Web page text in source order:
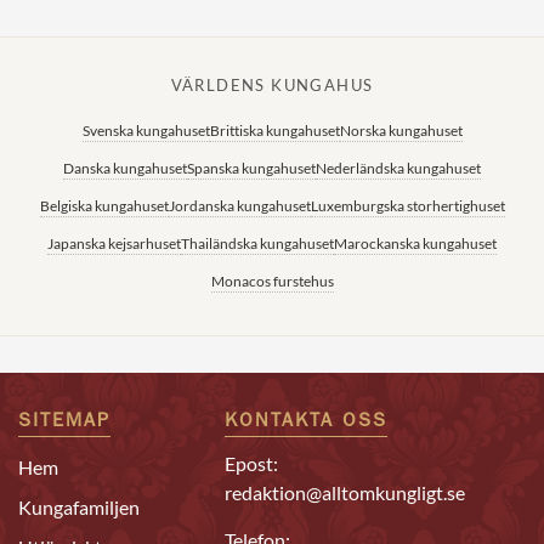
VÄRLDENS KUNGAHUS
Svenska kungahusetBrittiska kungahusetNorska kungahuset
Danska kungahusetSpanska kungahusetNederländska kungahuset
Belgiska kungahusetJordanska kungahusetLuxemburgska storhertighuset
Japanska kejsarhusetThailändska kungahusetMarockanska kungahuset
Monacos furstehus
SITEMAP
Hem
Kungafamiljen
KONTAKTA OSS
Epost:
redaktion@alltomkungligt.se